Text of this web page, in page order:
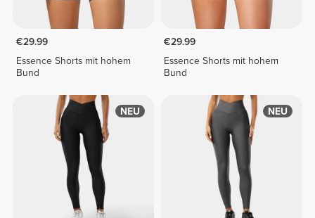
€29.99
Essence Shorts mit hohem
Bund
€29.99
Essence Shorts mit hohem
Bund
NEU NEU